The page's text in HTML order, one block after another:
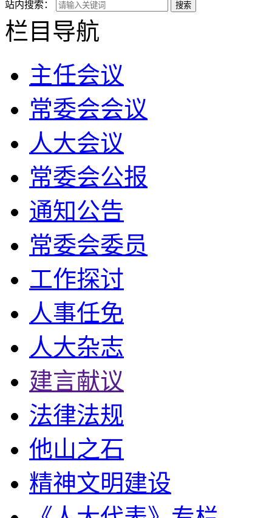
站内搜索： 搜索
栏目导航
主任会议
常委会会议
人大会议
常委会公报
通知公告
常委会委员
工作探讨
人事任免
人大杂志
建言献议
法律法规
他山之石
精神文明建设